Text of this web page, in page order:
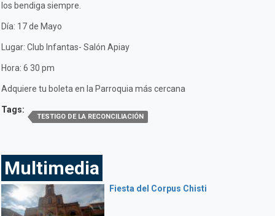
los bendiga siempre.
Día: 17 de Mayo
Lugar: Club Infantas- Salón Apiay
Hora: 6 30 pm
Adquiere tu boleta en la Parroquia más cercana
Tags:
TESTIGO DE LA RECONCILIACIÓN
Multimedia
Fiesta del Corpus Chisti